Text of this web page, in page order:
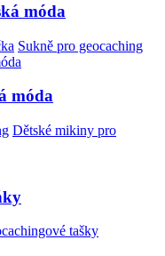
móda
Sukně pro geocaching
móda
Dětské mikiny pro
tašky